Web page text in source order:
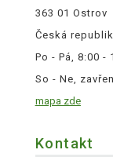
363 01 Ostrov
Česká
Po - Pá, 8:00 -
So - Ne,
mapa zde
Kontakt